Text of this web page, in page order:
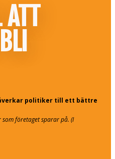
ATT
politiker till ett bättre
företaget sparar på. (I